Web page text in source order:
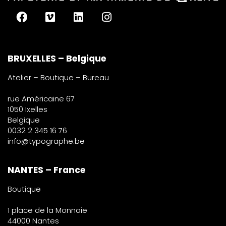
BRUXELLES – Belgique
Atelier – Boutique – Bureau
rue Américaine 67
1050 Ixelles
Belgique
0032 2 345 16 76
info@typographe.be
NANTES – France
Boutique
1 place de la Monnaie
44000 Nantes